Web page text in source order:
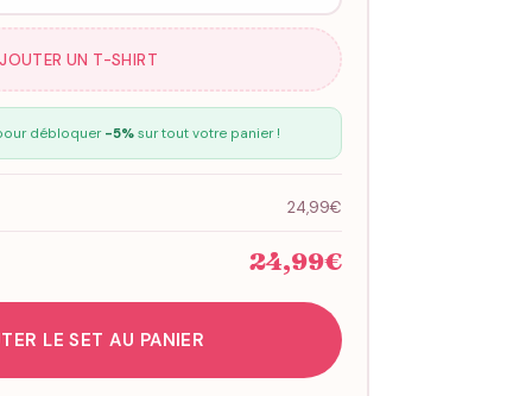
UN T-SHIRT
débloquer -5%sur tout votre panier !
24,99€
24,99€
LE SET AU PANIER